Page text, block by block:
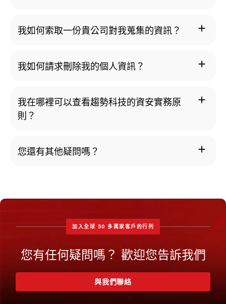
我如何索取一份貴公司對我蒐集的資訊？ add
我如何請求刪除我的個人資訊？ add
我在哪裡可以查看趨勢科技的資安實務原
則？
add
您還有其他疑問嗎？ add
加入全球 50 多萬家客戶的行列
您有任何疑問嗎？ 歡迎您告訴我們
與我們聯絡